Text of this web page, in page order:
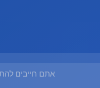
אתם חייבים